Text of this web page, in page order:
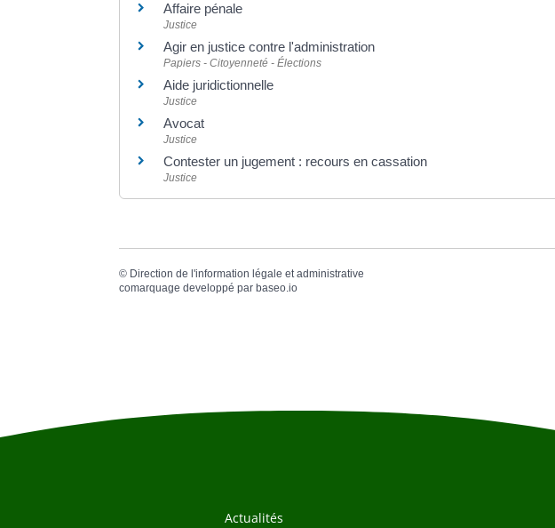
Affaire pénale
Justice
Agir en justice contre l'administration
Papiers - Citoyenneté - Élections
Aide juridictionnelle
Justice
Avocat
Justice
Contester un jugement : recours en cassation
Justice
© Direction de l'information légale et administrative
comarquage developpé parbaseo.io
Actualités